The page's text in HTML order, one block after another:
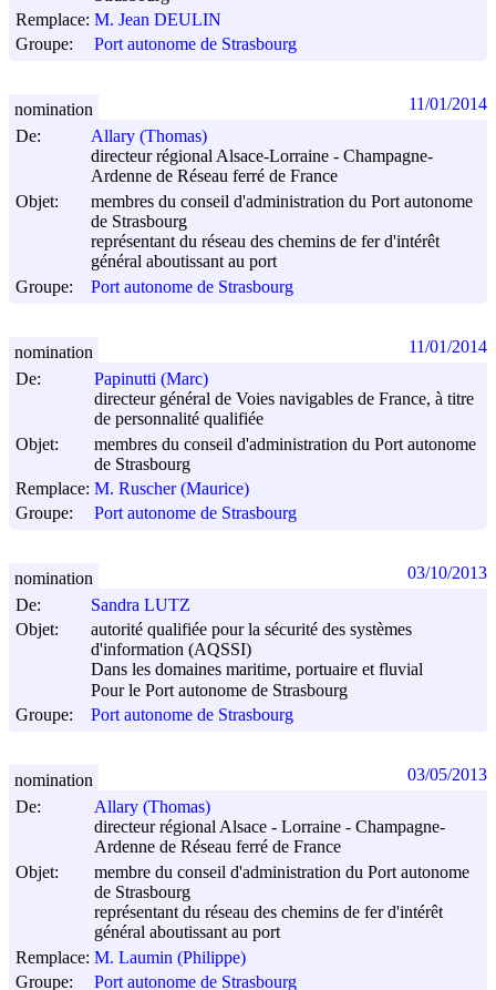
Remplace: M. Jean DEULIN
Groupe:
Port autonome de Strasbourg
De:
Allary (Thomas)
directeur régional Alsace-Lorraine - Champagne-
Ardenne de Réseau ferré de France
Objet:
membres du conseil d'administration du Port autonome
de Strasbourg
représentant du réseau des chemins de fer d'intérêt
général aboutissant au port
Groupe:
Port autonome de Strasbourg
nomination 11/01/2014
De:
Papinutti (Marc)
directeur général de Voies navigables de France, à titre
de personnalité qualifiée
Objet:
membres du conseil d'administration du Port autonome
de Strasbourg
Remplace: M. Ruscher (Maurice)
Groupe:
Port autonome de Strasbourg
nomination 11/01/2014
De:
Sandra LUTZ
Objet:
autorité qualifiée pour la sécurité des systèmes
d'information (AQSSI)
Dans les domaines maritime, portuaire et fluvial
Pour le Port autonome de Strasbourg
Groupe:
Port autonome de Strasbourg
nomination 03/10/2013
De:
Allary (Thomas)
directeur régional Alsace - Lorraine - Champagne-
Ardenne de Réseau ferré de France
Objet:
membre du conseil d'administration du Port autonome
de Strasbourg
représentant du réseau des chemins de fer d'intérêt
général aboutissant au port
Remplace: M. Laumin (Philippe)
Groupe:
Port autonome de Strasbourg
nomination 03/05/2013